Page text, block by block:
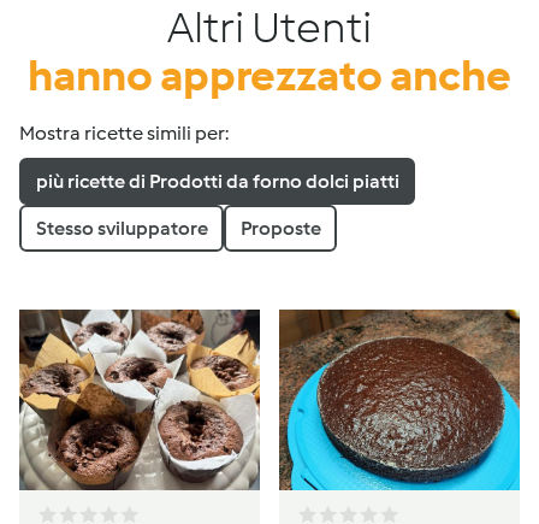
Altri Utenti
hanno apprezzato anche
Mostra ricette simili per:
più ricette di Prodotti da forno dolci piatti
Stesso sviluppatore Proposte